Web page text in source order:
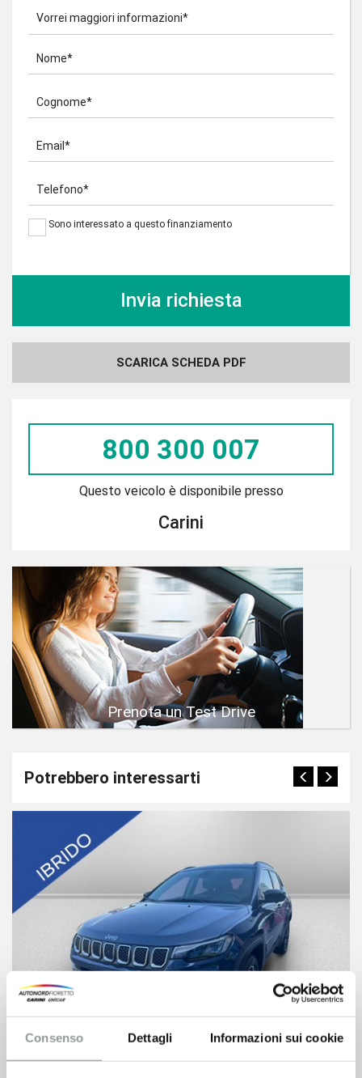
Consenso Dettagli Informazioni sui cookie
Vorrei maggiori informazioni*
Nome*
Cognome*
Email*
Telefono*
Sono interessato a questo finanziamento
SCARICA SCHEDA PDF
800 300 007
Questo veicolo è disponibile presso
Carini
Prenota un Test Drive
Potrebbero interessarti